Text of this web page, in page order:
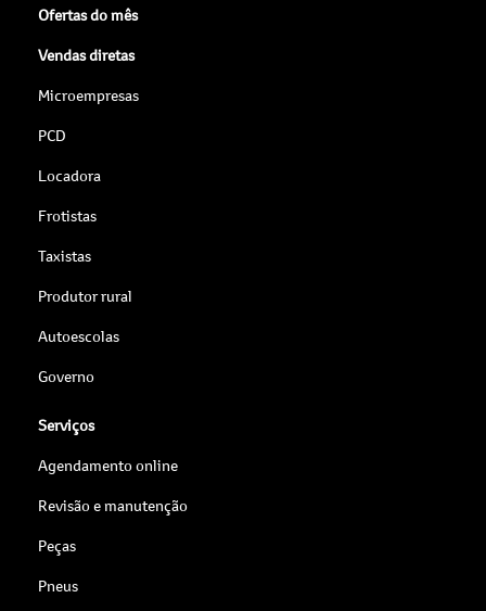
Ofertas do mês
Vendas diretas
Microempresas
PCD
Locadora
Frotistas
Taxistas
Produtor rural
Autoescolas
Governo
Serviços
Agendamento online
Revisão e manutenção
Peças
Pneus